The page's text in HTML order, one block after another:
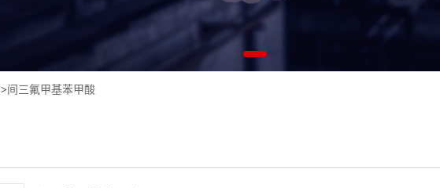
>间三氟甲基苯甲酸